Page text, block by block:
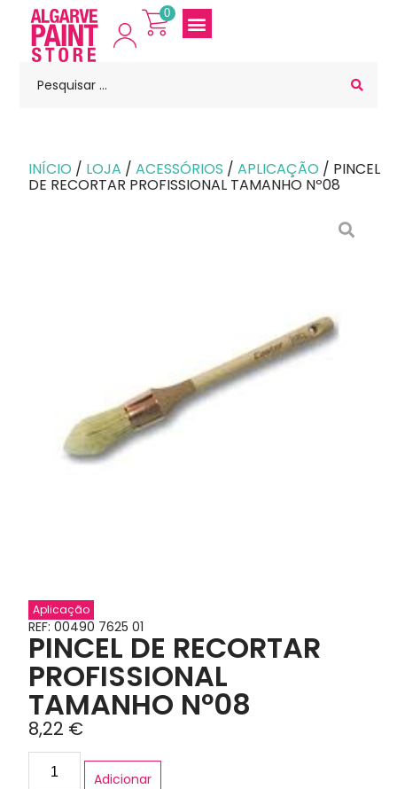
0
INÍCIO / LOJA /ACESSÓRIOS /APLICAÇÃO / PINCEL
DE RECORTAR PROFISSIONAL TAMANHO Nº08
Aplicação
REF: 00490 7625 01
PINCEL DE RECORTAR
PROFISSIONAL
TAMANHO Nº08
8,22 €
Adicionar